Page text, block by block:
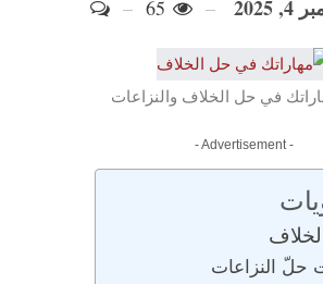
في حل الخلاف والنزاعات
- Advertisement -
حلّ النزاعات